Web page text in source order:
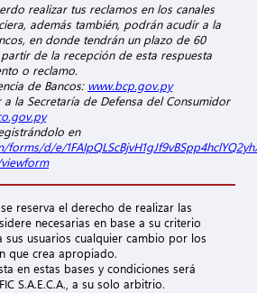
realizar tus reclamos en los canales
además también, podrán acudir a la
en donde tendrán un plazo de 60
de la recepción de esta respuesta
o reclamo.
de Bancos: www.bcp.gov.py
la Secretaría de Defensa del Consumidor
en
d/e/
se reserva el derecho de realizar las
necesarias en base a su criterio
sus usuarios cualquier cambio por los
que crea apropiado.
en estas bases y condiciones será
S.A.E.C.A., a su solo arbitrio.